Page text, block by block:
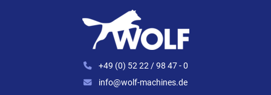
+49 (0) 52 22 / 98 47 - 0
info@wolf-machines.de